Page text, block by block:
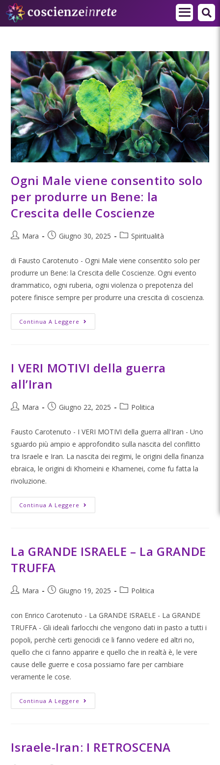
Ogni Male viene consentito solo
per produrre un Bene: la
Crescita delle Coscienze
Mara Giugno 30, 2025 Spiritualità
di Fausto Carotenuto - Ogni Male viene consentito solo per
produrre un Bene: la Crescita delle Coscienze. Ogni evento
drammatico, ogni ruberia, ogni violenza o prepotenza del
potere finisce sempre per produrre una crescita di coscienza.
Continua A Leggere
I VERI MOTIVI della guerra
all’Iran
Mara Giugno 22, 2025 Politica
Fausto Carotenuto - I VERI MOTIVI della guerra all'Iran - Uno
sguardo più ampio e approfondito sulla nascita del conflitto
tra Israele e Iran. La nascita dei regimi, le origini della finanza
ebraica, le origini di Khomeini e Khamenei, come fu fatta la
rivoluzione.
Continua A Leggere
La GRANDE ISRAELE – La GRANDE
TRUFFA
Mara Giugno 19, 2025 Politica
con Enrico Carotenuto - La GRANDE ISRAELE - La GRANDE
TRUFFA - Gli ideali farlocchi che vengono dati in pasto a tutti i
popoli, perchè certi genocidi ce li fanno vedere ed altri no,
quello che ci fanno apparire e quello che in realtà è, le vere
cause delle guerre e cosa possiamo fare per cambiare
veramente le cose.
Continua A Leggere
Israele-Iran: I RETROSCENA